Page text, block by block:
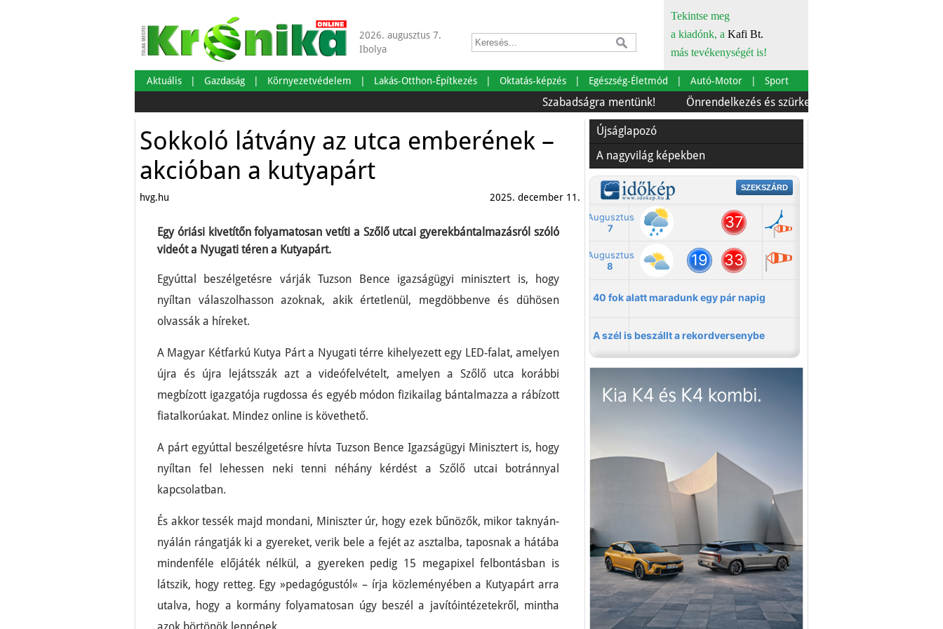
2026. augusztus 7.
Ibolya
Tekintse meg
a kiadónk, a Kafi Bt.
más tevékenységét is!
Aktuális Gazdaság Környezetvédelem Lakás-Otthon-Építkezés Oktatás-képzés Egészség-Életmód Autó-Motor Sport
Szabadságra mentünk! Önrendelkezés és szürkebarát
Sokkoló látvány az utca emberének –
akcióban a kutyapárt
hvg.hu 2025. december 11.
Egy óriási kivetítőn folyamatosan vetíti a Szőlő utcai gyerekbántalmazásról szóló
videót a Nyugati téren a Kutyapárt.
Egyúttal beszélgetésre várják Tuzson Bence igazságügyi minisztert is, hogy
nyíltan válaszolhasson azoknak, akik értetlenül, megdöbbenve és dühösen
olvassák a híreket.
A Magyar Kétfarkú Kutya Párt a Nyugati térre kihelyezett egy LED-falat, amelyen
újra és újra lejátsszák azt a videófelvételt, amelyen a Szőlő utca korábbi
megbízott igazgatója rugdossa és egyéb módon fizikailag bántalmazza a rábízott
fiatalkorúakat. Mindez online is követhető.
A párt egyúttal beszélgetésre hívta Tuzson Bence Igazságügyi Minisztert is, hogy
nyíltan fel lehessen neki tenni néhány kérdést a Szőlő utcai botránnyal
kapcsolatban.
És akkor tessék majd mondani, Miniszter úr, hogy ezek bűnözők, mikor taknyán-
nyálán rángatják ki a gyereket, verik bele a fejét az asztalba, taposnak a hátába
mindenféle előjáték nélkül, a gyereken pedig 15 megapixel felbontásban is
látszik, hogy retteg. Egy »pedagógustól« – írja közleményében a Kutyapárt arra
utalva, hogy a kormány folyamatosan úgy beszél a javítóintézetekről, mintha
Újságlapozó
A nagyvilág képekben